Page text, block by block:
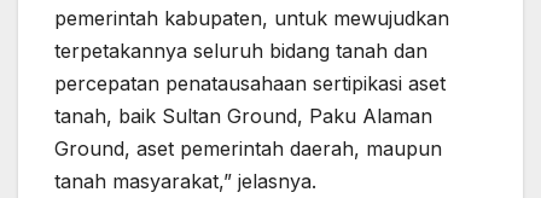
pemerintah kabupaten, untuk mewujudkan
terpetakannya seluruh bidang tanah dan
percepatan penatausahaan sertipikasi aset
tanah, baik Sultan Ground, Paku Alaman
Ground, aset pemerintah daerah, maupun
tanah masyarakat,” jelasnya.